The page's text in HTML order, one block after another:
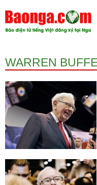
WARREN